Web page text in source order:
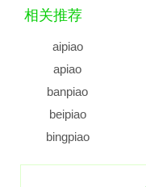
相关推荐
aipiao
apiao
banpiao
beipiao
bingpiao